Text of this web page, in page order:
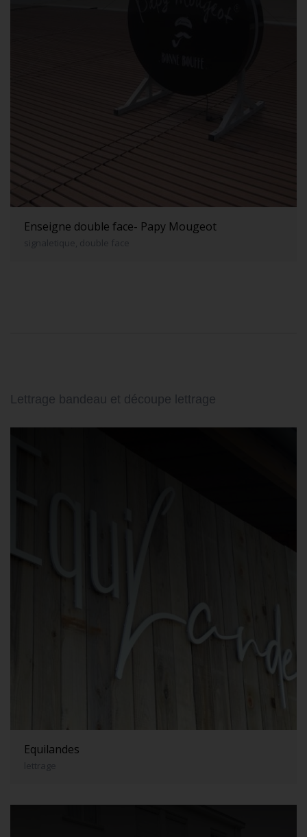
Enseigne double face- Papy Mougeot
signaletique, double face
Lettrage bandeau et découpe lettrage
Equilandes
lettrage